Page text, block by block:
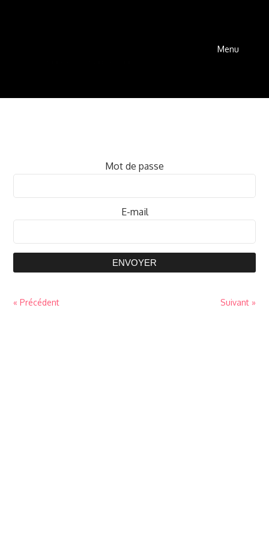
Menu
Mot de passe
E-mail
ENVOYER
« Précédent Suivant »